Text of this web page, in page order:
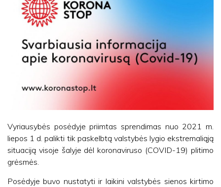
Vyriausybės posėdyje priimtas sprendimas nuo 2021 m.
liepos 1 d. palikti tik paskelbtą valstybės lygio ekstremaliąją
situaciją visoje šalyje dėl koronaviruso (COVID-19) plitimo
grėsmės.
Posėdyje buvo nustatyti ir laikini valstybės sienos kirtimo